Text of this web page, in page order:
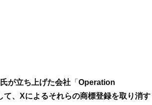
が立ち上げた会社 「 Operation
て、Xによるそれらの商標登録を取り消す